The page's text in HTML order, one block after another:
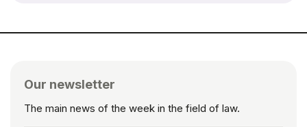
Our newsletter
The main news of the week in the field of law.